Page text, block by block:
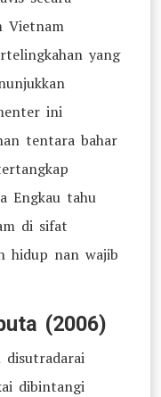
Vietnam
yang
ini
tentara bahar
Engkau tahu
di sifat
hidup nan wajib
(2006)
disutradarai
dibintangi